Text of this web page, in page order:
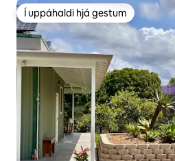
Í uppáhaldi hjá gestum
Í uppáhaldi hjá gestum